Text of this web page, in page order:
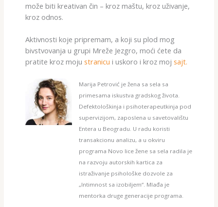
može biti kreativan čin – kroz maštu, kroz uživanje,
kroz odnos.
Aktivnosti koje pripremam, a koji su plod mog
bivstvovanja u grupi Mreže Jezgro, moći ćete da
pratite kroz moju stranicu i uskoro i kroz moj sajt.
Marija Petrović je žena sa sela sa
primesama iskustva gradskog života.
Defektološkinja i psihoterapeutkinja pod
supervizijom, zaposlena u savetovalištu
Entera u Beogradu. U radu koristi
transakcionu analizu, a u okviru
programa Novo lice žene sa sela radila je
na razvoju autorskih kartica za
istraživanje psihološke dozvole za
„Intimnost sa izobiljem“. Mlađa je
mentorka druge generacije programa.